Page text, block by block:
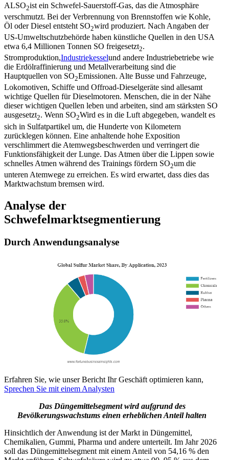
ALSO2ist ein Schwefel-Sauerstoff-Gas, das die Atmosphäre
verschmutzt. Bei der Verbrennung von Brennstoffen wie Kohle,
Öl oder Diesel entsteht SO2wird produziert. Nach Angaben der
US-Umweltschutzbehörde haben künstliche Quellen in den USA
etwa 6,4 Millionen Tonnen SO freigesetzt2.
Stromproduktion,Industriekesselund andere Industriebetriebe wie
die Erdölraffinierung und Metallverarbeitung sind die
Hauptquellen von SO2Emissionen. Alte Busse und Fahrzeuge,
Lokomotiven, Schiffe und Offroad-Dieselgeräte sind allesamt
wichtige Quellen für Dieselmotoren. Menschen, die in der Nähe
dieser wichtigen Quellen leben und arbeiten, sind am stärksten SO
ausgesetzt2. Wenn SO2Wird es in die Luft abgegeben, wandelt es
sich in Sulfatpartikel um, die Hunderte von Kilometern
zurücklegen können. Eine anhaltende hohe Exposition
verschlimmert die Atemwegsbeschwerden und verringert die
Funktionsfähigkeit der Lunge. Das Atmen über die Lippen sowie
schnelles Atmen während des Trainings fördern SO2um die
unteren Atemwege zu erreichen. Es wird erwartet, dass dies das
Marktwachstum bremsen wird.
Analyse der
Schwefelmarktsegmentierung
Durch Anwendungsanalyse
Erfahren Sie, wie unser Bericht Ihr Geschäft optimieren kann,
Sprechen Sie mit einem Analysten
Das Düngemittelsegment wird aufgrund des
Bevölkerungswachstums einen erheblichen Anteil halten
Hinsichtlich der Anwendung ist der Markt in Düngemittel,
Chemikalien, Gummi, Pharma und andere unterteilt. Im Jahr 2026
soll das Düngemittelsegment mit einem Anteil von 54,16 % den